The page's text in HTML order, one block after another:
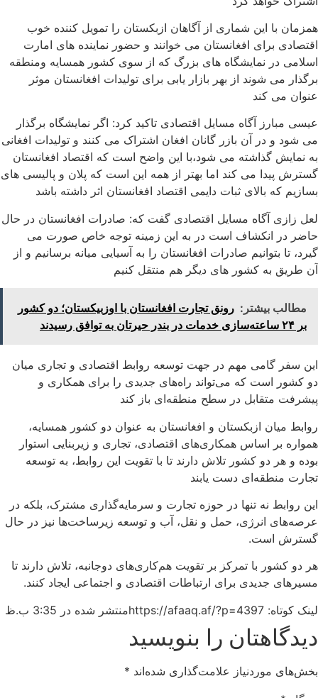
همزمان با این شماری از آگاهان ازبکستان را تمویل کننده خوب
اقتصادی برای افغانستان می خوانند و حضور نماینده های امارت
اسلامی در نمایشگاه های بزرگ که از سوی کشور همسایه ومنطقه
برگذار می شوند از بهر بازار یابی برای تولیدات افغانستان موثر
عنوان می کند
عیسی مبارز آگاه مسایل اقتصادی تاکید کرد: اگر نمایشگاه برگذار
می شود و در آن بازر گانان افغان اشتراک می کنند و تولیدات افغانی
به نمایش گذاشته می شود،با این واضح است که اقتصاد افغانستان
گسترش پیدا می کند اما بهتر از همه این است که پلان و پالیسی های
بسازیم که بالای ثبات دایمی اقتصاد افغانستان اثر داشته باشد
لعل زازی آگاه مسایل اقتصادی گفت که: صادرات افغانستان در حال
حاضر در انکشاف است در به این زمینه توجه خاص صورت می
گیرد، تا بتوانیم صادرات افغانستان را به آسیایی میانه برسانیم و از
آن طریق به کشور های دیگر هم منتقل کنیم
مطالب بیشتر: رونق تجارت افغانستان با اوزبیکستان؛ دو کشور
بر ۲۴ ساعته‌سازی خدمات در بندر حیرتان به توافق رسیدند
این سفر گامی مهم در جهت توسعه روابط اقتصادی و تجاری میان
دو کشور است که می‌تواند راه‌های جدیدی را برای همکاری و
پیشرفت متقابل در سطح منطقه‌ای باز کند
روابط میان ازبکستان و افغانستان به عنوان دو کشور همسایه،
همواره بر اساس همکاری‌های اقتصادی، تجاری و زیربنایی استوار
بوده و هر دو کشور تلاش دارند تا با تقویت این روابط، به توسعه
تجارت منطقه‌ای دست یابند
این روابط نه تنها در حوزه تجارت و سرمایه‌گذاری مشترک، بلکه در
عرصه‌های انرژی، حمل و نقل، آب و توسعه زیرساخت‌ها نیز در حال
گسترش است.
هر دو کشور با تمرکز بر تقویت هم‌کاری‌های دوجانبه، تلاش دارند تا
مسیرهای جدیدی برای ارتباطات اقتصادی و اجتماعی ایجاد کنند.
لینک کوتاه: https://afaaq.af/?p=4397
منتشر شده در 3:35 ب.ظ
دیدگاهتان را بنویسید
بخش‌های موردنیاز علامت‌گذاری شده‌اند *